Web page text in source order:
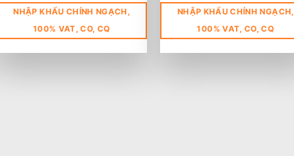
NHẬP KHẨU CHÍNH NGẠCH,
100% VAT, CO, CQ
NHẬP KHẨU CHÍNH NGẠCH,
100% VAT, CO, CQ